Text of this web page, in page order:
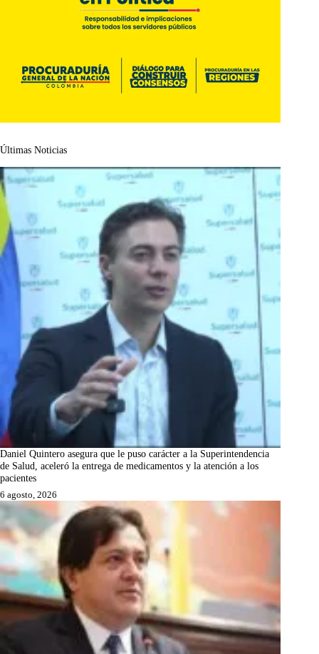
Últimas Noticias
Daniel Quintero asegura que le puso carácter a la Superintendencia
de Salud, aceleró la entrega de medicamentos y la atención a los
pacientes
6 agosto, 2026